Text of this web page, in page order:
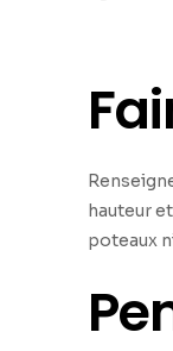
hauteur
poteaux